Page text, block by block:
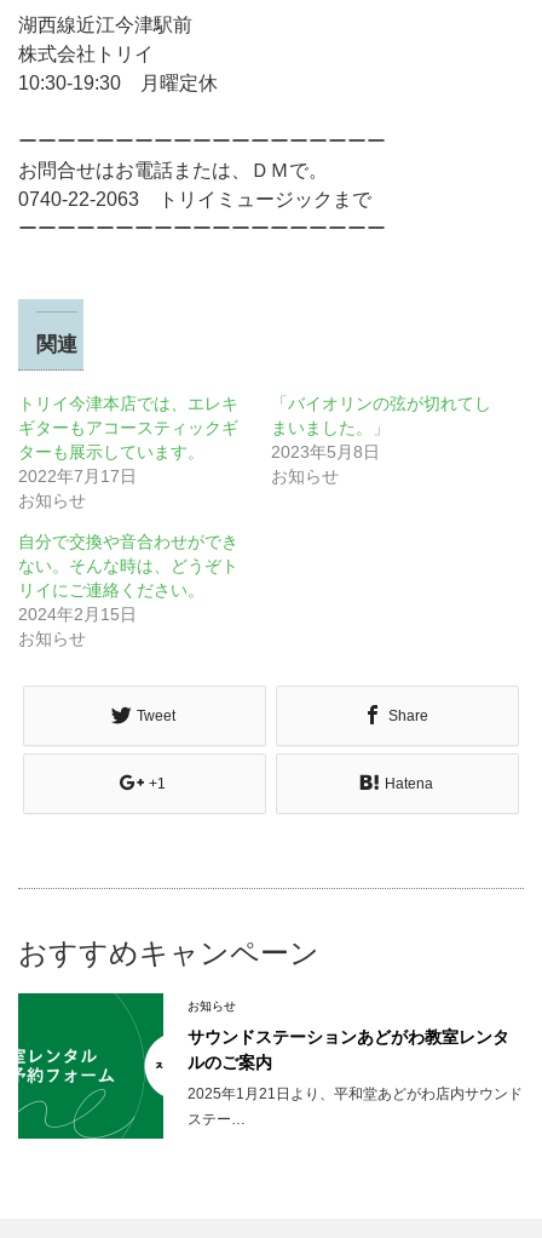
湖西線近江今津駅前
株式会社トリイ
10:30-19:30 月曜定休
ーーーーーーーーーーーーーーーーーーー
お問合せはお電話または、ＤＭで。
0740-22-2063 トリイミュージックまで
ーーーーーーーーーーーーーーーーーーー
関連
トリイ今津本店では、エレキ
ギターもアコースティックギ
ターも展示しています。
2022年7月17日
お知らせ
「バイオリンの弦が切れてし
まいました。」
2023年5月8日
お知らせ
自分で交換や音合わせができ
ない。そんな時は、どうぞト
リイにご連絡ください。
2024年2月15日
お知らせ
Tweet Share
+1 Hatena
おすすめキャンペーン
お知らせ
サウンドステーションあどがわ教室レンタ
ルのご案内
2025年1月21日より、平和堂あどがわ店内サウンド
ステー…